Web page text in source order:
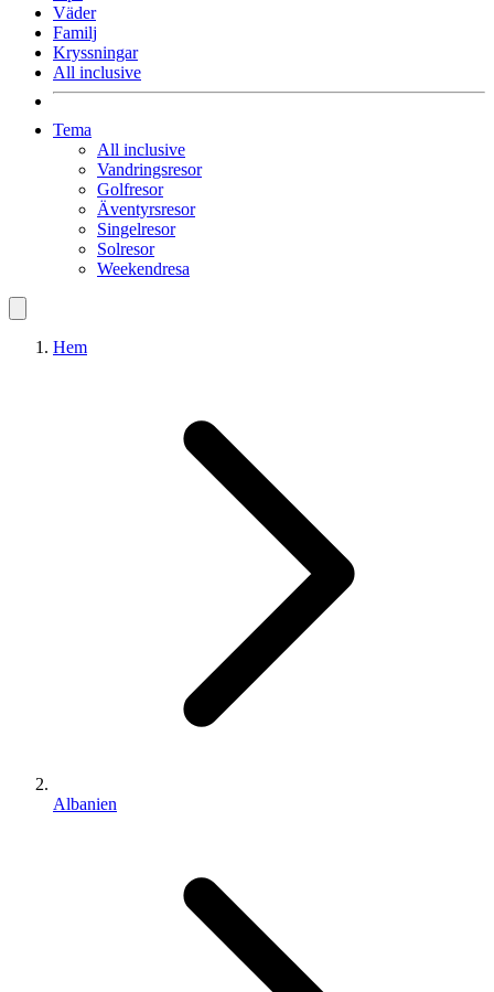
Väder
Familj
Kryssningar
All inclusive
Tema
All inclusive
Vandringsresor
Golfresor
Äventyrsresor
Singelresor
Solresor
Weekendresa
Hem
Albanien